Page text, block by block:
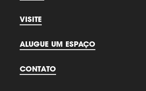
VISITE
ALUGUE UM ESPAÇO
CONTATO